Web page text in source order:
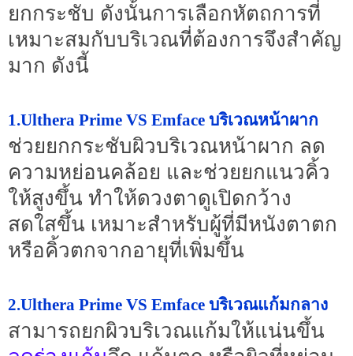
ยกกระชับ ดังนั้นการเลือกหัตถการที่
เหมาะสมกับบริเวณที่ต้องการจึงสำคัญ
มาก ดังนี้
1.Ulthera Prime VS Emface บริเวณหน้าผาก
ช่วยยกกระชับผิวบริเวณหน้าผาก ลด
ความหย่อนคล้อย และช่วยยกแนวคิ้ว
ให้สูงขึ้น ทำให้ดวงตาดูเปิดกว้าง
สดใสขึ้น เหมาะสำหรับผู้ที่มีหนังตาตก
หรือคิ้วตกจากอายุที่เพิ่มขึ้น
2.Ulthera Prime VS Emface บริเวณแก้มกลาง
สามารถยกผิวบริเวณแก้มให้แน่นขึ้น